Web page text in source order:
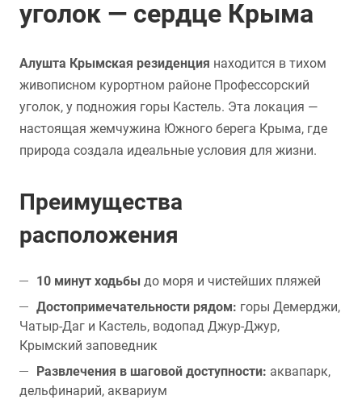
уголок — сердце Крыма
Алушта Крымская резиденция находится в тихом
живописном курортном районе Профессорский
уголок, у подножия горы Кастель. Эта локация —
настоящая жемчужина Южного берега Крыма, где
природа создала идеальные условия для жизни.
Преимущества
расположения
10 минут ходьбы до моря и чистейших пляжей
Достопримечательности рядом: горы Демерджи,
Чатыр-Даг и Кастель, водопад Джур-Джур,
Крымский заповедник
Развлечения в шаговой доступности: аквапарк,
дельфинарий, аквариум